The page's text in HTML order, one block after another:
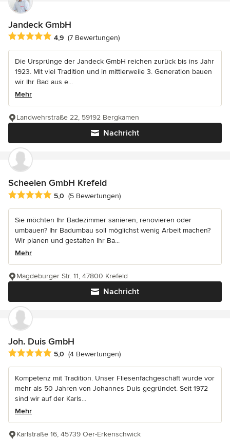
Jandeck GmbH
Durchschnittliche Bewertung: 4.9 von 5 Sternen
4,9 (7 Bewertungen)
Die Ursprünge der Jandeck GmbH reichen zurück bis ins Jahr
1923. Mit viel Tradition und in mittlerweile 3. Generation bauen
wir Ihr Bad aus e...
Mehr
Nachricht
Landwehrstraße 22, 59192 Bergkamen
Scheelen GmbH Krefeld
Durchschnittliche Bewertung: 5 von 5 Sternen
5,0 (5 Bewertungen)
Sie möchten Ihr Badezimmer sanieren, renovieren oder
umbauen? Ihr Badumbau soll möglichst wenig Arbeit machen?
Wir planen und gestalten Ihr Ba...
Mehr
Nachricht
Magdeburger Str. 11, 47800 Krefeld
Joh. Duis GmbH
Durchschnittliche Bewertung: 5 von 5 Sternen
5,0 (4 Bewertungen)
Kompetenz mit Tradition. Unser Fliesenfachgeschäft wurde vor
mehr als 50 Jahren von Johannes Duis gegründet. Seit 1972
sind wir auf der Karls...
Mehr
Karlstraße 16, 45739 Oer-Erkenschwick